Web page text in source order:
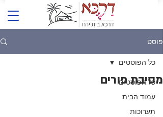
פוסט
כל הפוסטים
עמוד הבית
תערוכות
כל הפוסטים
מסיבת פורים